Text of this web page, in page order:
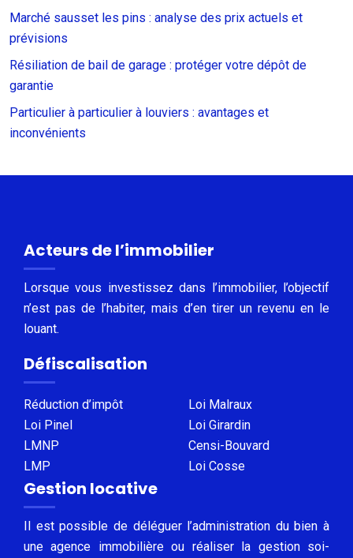
Marché sausset les pins : analyse des prix actuels et
prévisions
Résiliation de bail de garage : protéger votre dépôt de
garantie
Particulier à particulier à louviers : avantages et
inconvénients
Acteurs de l’immobilier
Lorsque vous investissez dans l’immobilier, l’objectif
n’est pas de l’habiter, mais d’en tirer un revenu en le
louant.
Défiscalisation
Réduction d’impôt
Loi Pinel
LMNP
LMP
Loi Malraux
Loi Girardin
Censi-Bouvard
Loi Cosse
Gestion locative
Il est possible de déléguer l’administration du bien à
une agence immobilière ou réaliser la gestion soi-